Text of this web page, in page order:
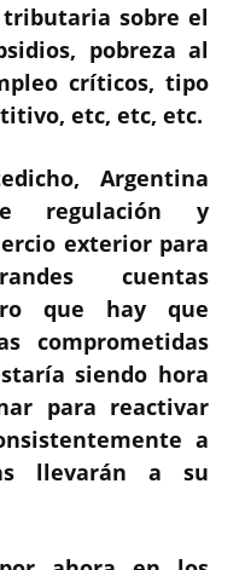
sobre el
pobreza al
críticos, tipo
etc, etc, etc.
Argentina
regulación y
exterior para
cuentas
que hay que
comprometidas
siendo hora
para reactivar
a
llevarán a su